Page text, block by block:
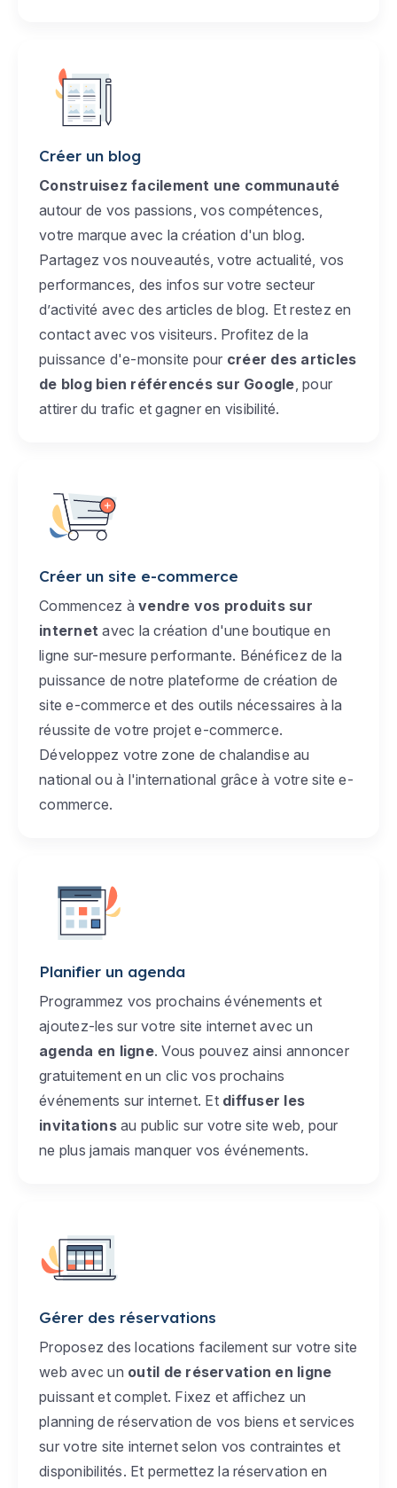
Créer un blog
Construisez facilement une communauté
autour de vos passions, vos compétences,
votre marque avec la création d'un blog.
Partagez vos nouveautés, votre actualité, vos
performances, des infos sur votre secteur
d’activité avec des articles de blog. Et restez en
contact avec vos visiteurs. Profitez de la
puissance d'e-monsite pour créer des articles
de blog bien référencés sur Google , pour
attirer du trafic et gagner en visibilité.
Créer un site e-commerce
Commencez à vendre vos produits sur
internet avec la création d'une boutique en
ligne sur-mesure performante. Bénéficez de la
puissance de notre plateforme de création de
site e-commerce et des outils nécessaires à la
réussite de votre projet e-commerce.
Développez votre zone de chalandise au
national ou à l'international grâce à votre site e-
commerce.
Planifier un agenda
Programmez vos prochains événements et
ajoutez-les sur votre site internet avec un
agenda en ligne. Vous pouvez ainsi annoncer
gratuitement en un clic vos prochains
événements sur internet. Et diffuser les
invitationsau public sur votre site web, pour
ne plus jamais manquer vos événements.
Gérer des réservations
Proposez des locations facilement sur votre site
web avec un outil de réservation en ligne
puissant et complet. Fixez et affichez un
planning de réservation de vos biens et services
sur votre site internet selon vos contraintes et
disponibilités. Et permettez la réservation en